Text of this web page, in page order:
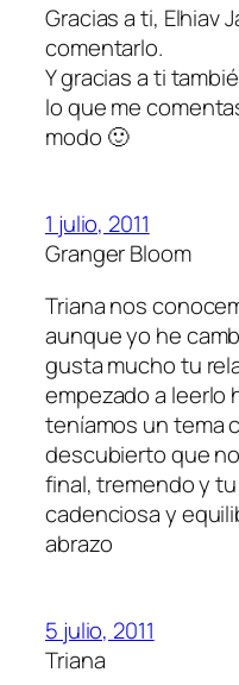
Gracias a ti, Elhiav
comentarlo.
Y gracias a ti
lo que me
modo 🙂
1 julio, 2011
Granger Bloom
Triana nos
aunque yo he
gusta mucho tu
empezado a leerlo
teníamos un tema
descubierto que
final, tremendo y
cadenciosa y
abrazo
5 julio, 2011
Triana